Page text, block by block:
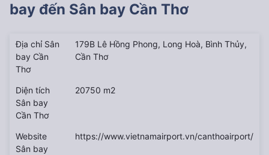
bay đến Sân bay Cần Thơ
Địa chỉ Sân
bay Cần
Thơ
179B Lê Hồng Phong, Long Hoà, Bình Thủy,
Cần Thơ
Diện tích
Sân bay
Cần Thơ
20750 m2
Website
Sân bay
https://www.vietnamairport.vn/canthoairport/